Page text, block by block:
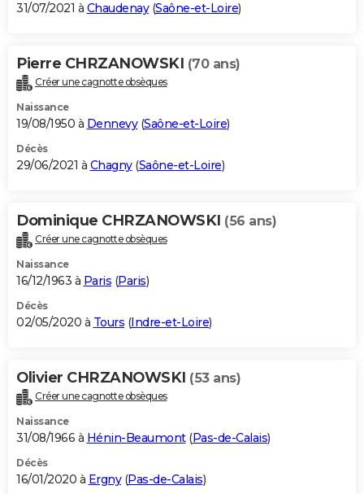
31/07/2021 à Chaudenay(Saône-et-Loire)
Pierre CHRZANOWSKI (70 ans)
Créer une cagnotte obsèques
Naissance
19/08/1950 à Dennevy(Saône-et-Loire)
Décès
29/06/2021 à Chagny(Saône-et-Loire)
Dominique CHRZANOWSKI (56 ans)
Créer une cagnotte obsèques
Naissance
16/12/1963 à Paris (Paris)
Décès
02/05/2020 à Tours (Indre-et-Loire)
Olivier CHRZANOWSKI (53 ans)
Créer une cagnotte obsèques
Naissance
31/08/1966 à Hénin-Beaumont(Pas-de-Calais)
Décès
16/01/2020 à Ergny(Pas-de-Calais)